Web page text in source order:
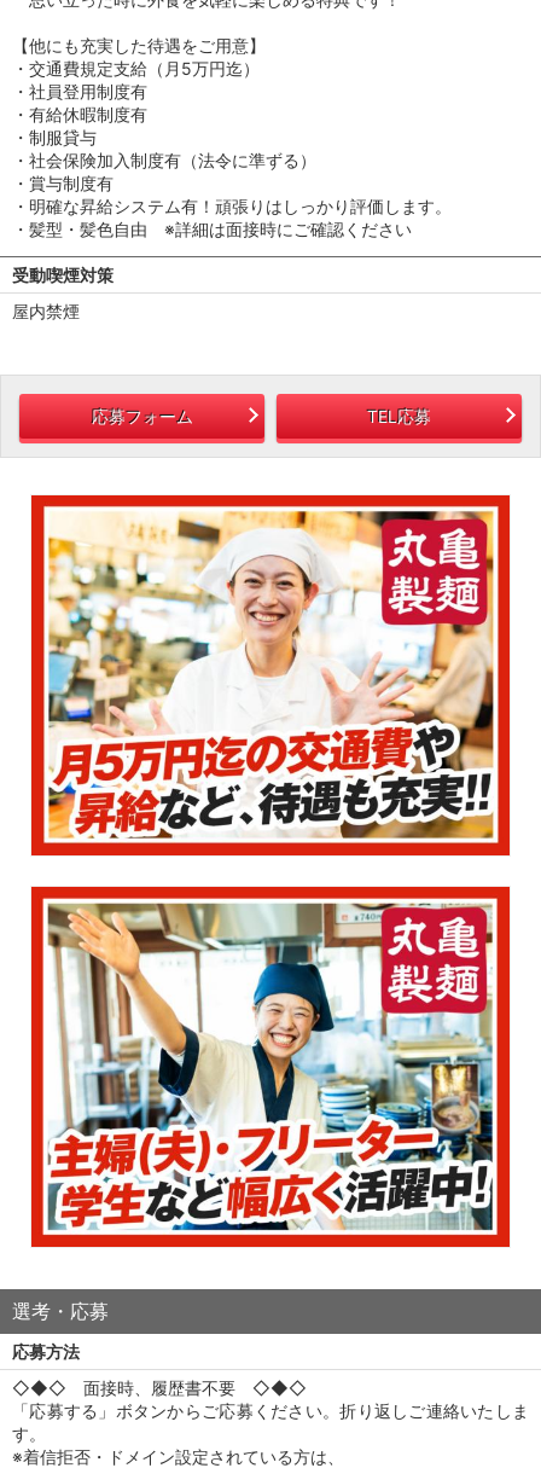
【他にも充実した待遇をご用意】
・交通費規定支給（月5万円迄）
・社員登用制度有
・有給休暇制度有
・制服貸与
・社会保険加入制度有（法令に準ずる）
・賞与制度有
・明確な昇給システム有！頑張りはしっかり評価します。
・髪型・髪色自由 ※詳細は面接時にご確認ください
受動喫煙対策
屋内禁煙
応募フォーム TEL応募
選考・応募
応募方法
◇◆◇ 面接時、履歴書不要 ◇◆◇
「応募する」ボタンからご応募ください。折り返しご連絡いたしま
す。
※着信拒否・ドメイン設定されている方は、